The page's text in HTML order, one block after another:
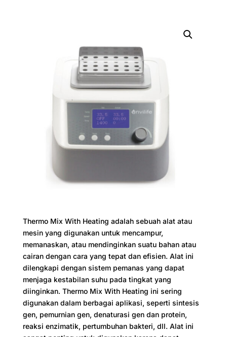
Thermo Mix With Heating adalah sebuah alat atau
mesin yang digunakan untuk mencampur,
memanaskan, atau mendinginkan suatu bahan atau
cairan dengan cara yang tepat dan efisien. Alat ini
dilengkapi dengan sistem pemanas yang dapat
menjaga kestabilan suhu pada tingkat yang
diinginkan. Thermo Mix With Heating ini sering
digunakan dalam berbagai aplikasi, seperti sintesis
gen, pemurnian gen, denaturasi gen dan protein,
reaksi enzimatik, pertumbuhan bakteri, dll. Alat ini